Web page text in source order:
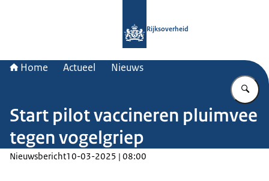
Rijksoverheid
Home Actueel Nieuws
Start pilot vaccineren pluimvee
tegen vogelgriep
Nieuwsbericht10-03-2025 | 08:00